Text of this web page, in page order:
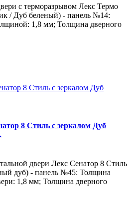
с терморазрывом Лекс Термо
/ Дуб беленый) - панель №14:
1,8 мм; Толщина дверного
8 Стиль с зеркалом Дуб
двери Лекс Сенатор 8 Стиль
дуб) - панель №45: Толщина
1,8 мм; Толщина дверного